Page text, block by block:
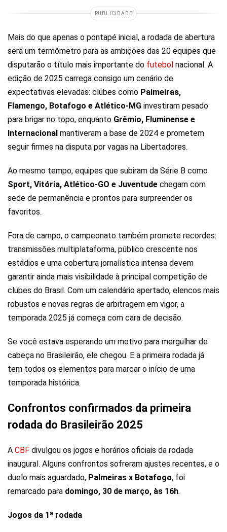
PUBLICIDADE
Mais do que apenas o pontapé inicial, a rodada de abertura
será um termômetro para as ambições das 20 equipes que
disputarão o título mais importante do futebol nacional. A
edição de 2025 carrega consigo um cenário de
expectativas elevadas: clubes como Palmeiras,
Flamengo, Botafogo e Atlético-MG investiram pesado
para brigar no topo, enquanto Grêmio, Fluminense e
Internacional mantiveram a base de 2024 e prometem
seguir firmes na disputa por vagas na Libertadores.
Ao mesmo tempo, equipes que subiram da Série B como
Sport, Vitória, Atlético-GO e Juventude chegam com
sede de permanência e prontos para surpreender os
favoritos.
Fora de campo, o campeonato também promete recordes:
transmissões multiplataforma, público crescente nos
estádios e uma cobertura jornalística intensa devem
garantir ainda mais visibilidade à principal competição de
clubes do Brasil. Com um calendário apertado, elencos mais
robustos e novas regras de arbitragem em vigor, a
temporada 2025 já começa com cara de decisão.
Se você estava esperando um motivo para mergulhar de
cabeça no Brasileirão, ele chegou. E a primeira rodada já
tem todos os elementos para marcar o início de uma
temporada histórica.
Confrontos confirmados da primeira
rodada do Brasileirão 2025
A CBF divulgou os jogos e horários oficiais da rodada
inaugural. Alguns confrontos sofreram ajustes recentes, e o
duelo mais aguardado, Palmeiras x Botafogo, foi
remarcado para domingo, 30 de março, às 16h.
Jogos da 1ª rodada